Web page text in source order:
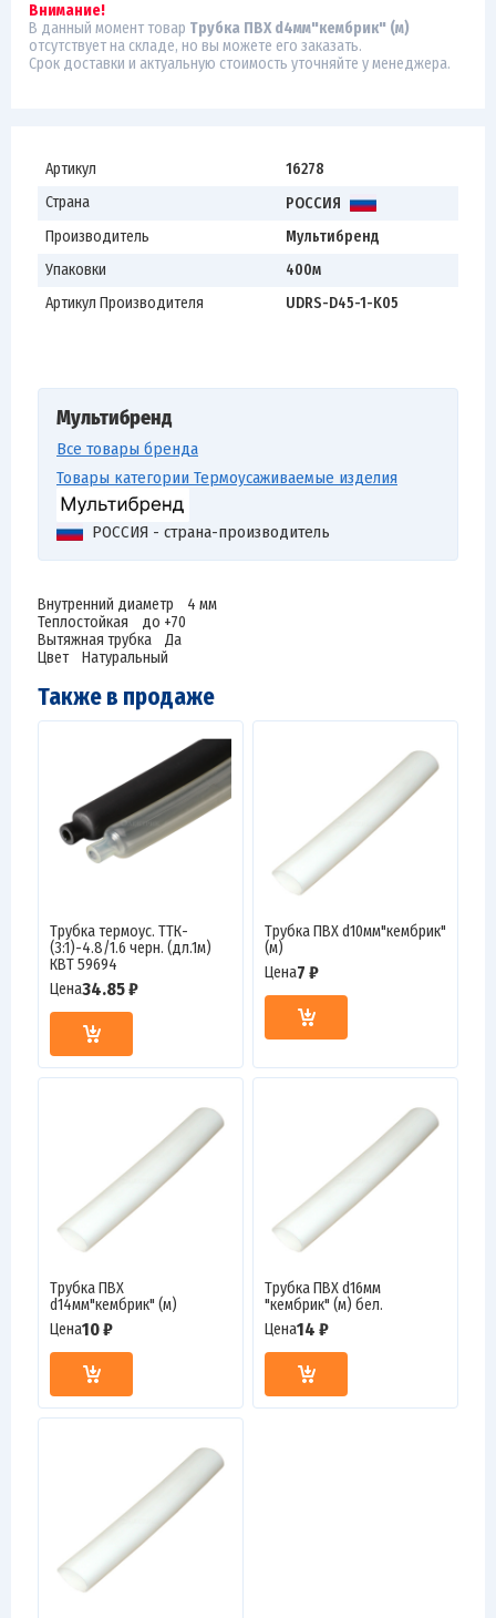
Внимание!
В данный момент товар Трубка ПВХ d4мм"кембрик" (м)
отсутствует на складе, но вы можете его заказать.
Срок доставки и актуальную стоимость уточняйте у менеджера.
Артикул
16278
Страна
РОССИЯ
Производитель
Мультибренд
Упаковки
400м
Артикул Производителя
UDRS-D45-1-K05
Мультибренд
Все товары бренда
Товары категории Термоусаживаемые изделия
РОССИЯ - страна-производитель
Внутренний диаметр 4 мм
Теплостойкая до +70
Вытяжная трубка Да
Цвет Натуральный
Также в продаже
Трубка термоус. ТТК-
(3:1)-4.8/1.6 черн. (дл.1м)
КВТ 59694
Цена34.85 ₽
Трубка ПВХ d10мм"кембрик"
(м)
Цена7 ₽
Трубка ПВХ
d14мм"кембрик" (м)
Цена10 ₽
Трубка ПВХ d16мм
"кембрик" (м) бел.
Цена14 ₽